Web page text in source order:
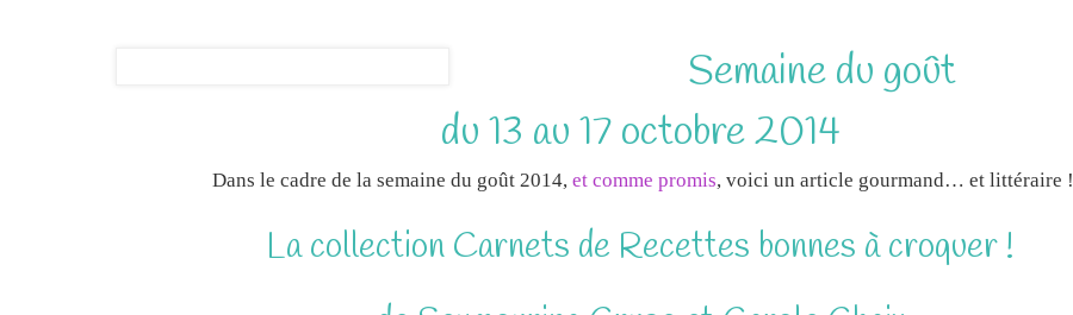
Semaine du goût
du 13 au 17 octobre 2014
Dans le cadre de la semaine du goût 2014, et comme promis, voici un article gourmand… et littéraire !
La collection Carnets de Recettes bonnes à croquer !